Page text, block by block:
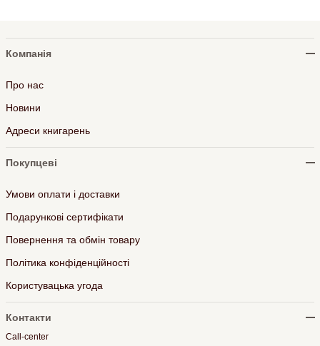
Компанія
Про нас
Новини
Адреси книгарень
Покупцеві
Умови оплати і доставки
Подарункові сертифікати
Повернення та обмін товару
Політика конфіденційності
Користувацька угода
Контакти
Call-center